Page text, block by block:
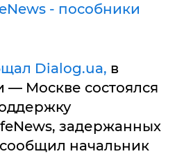
- пособники
Dialog.ua, в
— Москве состоялся
задержанных
начальник